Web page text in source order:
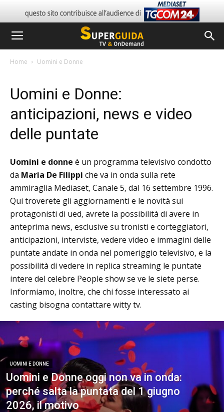
Home Uomini e Donne
Uomini e Donne:
anticipazioni, news e video
delle puntate
Uomini e donne è un programma televisivo condotto
da Maria De Filippi che va in onda sulla rete
ammiraglia Mediaset, Canale 5, dal 16 settembre 1996.
Qui troverete gli aggiornamenti e le novità sui
protagonisti di ued, avrete la possibilità di avere in
anteprima news, esclusive su tronisti e corteggiatori,
anticipazioni, interviste, vedere video e immagini delle
puntate andate in onda nel pomeriggio televisivo, e la
possibilità di vedere in replica streaming le puntate
intere del celebre People show se ve le siete perse.
Informiamo, inoltre, che chi fosse interessato ai
casting bisogna contattare witty tv.
UOMINI E DONNE
Uomini e Donne oggi non va in onda:
perché salta la puntata del 1 giugno
2026, il motivo